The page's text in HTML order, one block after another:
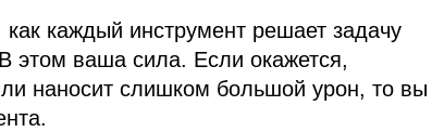
каждый инструмент решает задачу
этом ваша сила. Если окажется,
наносит слишком большой урон, то вы